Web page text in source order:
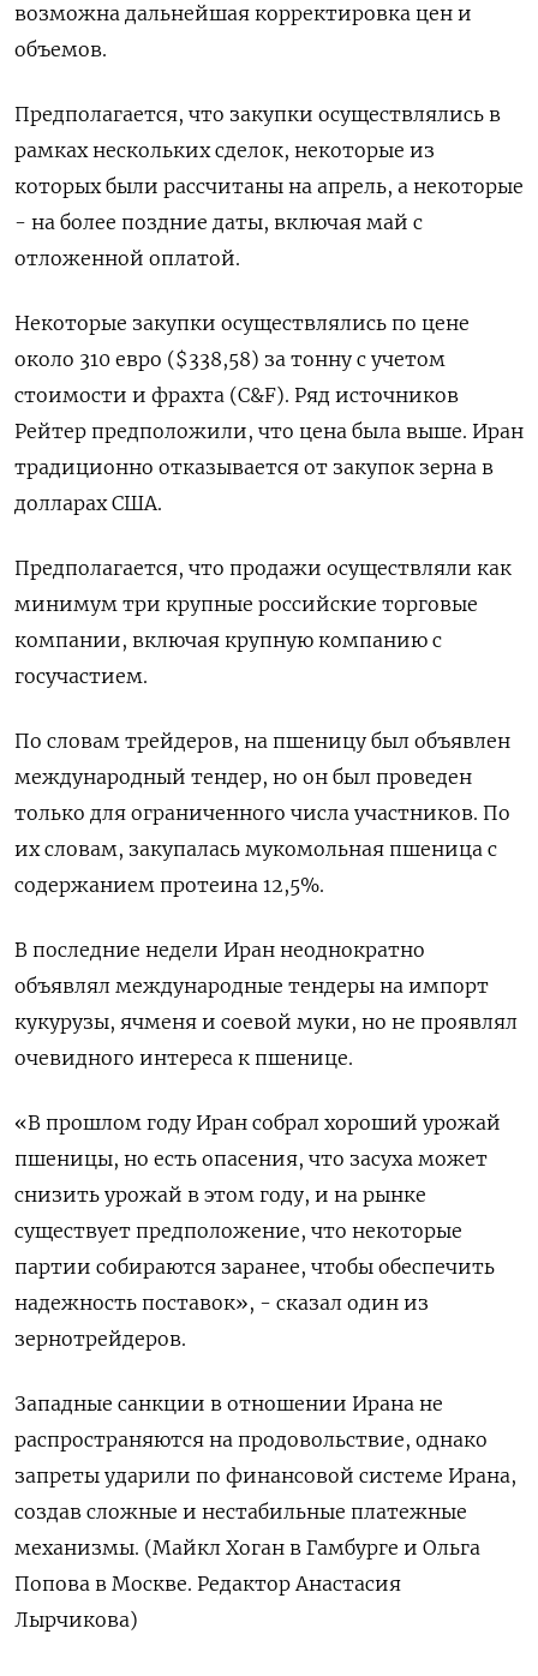
возможна дальнейшая корректировка цен и
объемов.
Предполагается, что закупки осуществлялись в
рамках нескольких сделок, некоторые из
которых были рассчитаны на апрель, а некоторые
- на более поздние даты, включая май с
отложенной оплатой.
Некоторые закупки осуществлялись по цене
около 310 евро ($338,58) за тонну с учетом
стоимости и фрахта (C&F). Ряд источников
Рейтер предположили, что цена была выше. Иран
традиционно отказывается от закупок зерна в
долларах США.
Предполагается, что продажи осуществляли как
минимум три крупные российские торговые
компании, включая крупную компанию с
госучастием.
По словам трейдеров, на пшеницу был объявлен
международный тендер, но он был проведен
только для ограниченного числа участников. По
их словам, закупалась мукомольная пшеница с
содержанием протеина 12,5%.
В последние недели Иран неоднократно
объявлял международные тендеры на импорт
кукурузы, ячменя и соевой муки, но не проявлял
очевидного интереса к пшенице.
«В прошлом году Иран собрал хороший урожай
пшеницы, но есть опасения, что засуха может
снизить урожай в этом году, и на рынке
существует предположение, что некоторые
партии собираются заранее, чтобы обеспечить
надежность поставок», - сказал один из
зернотрейдеров.
Западные санкции в отношении Ирана не
распространяются на продовольствие, однако
запреты ударили по финансовой системе Ирана,
создав сложные и нестабильные платежные
механизмы. (Майкл Хоган в Гамбурге и Ольга
Попова в Москве. Редактор Анастасия
Лырчикова)